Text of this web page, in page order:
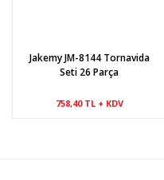
Jakemy JM-8144 Tornavida
Seti 26 Parça
758,40 TL + KDV